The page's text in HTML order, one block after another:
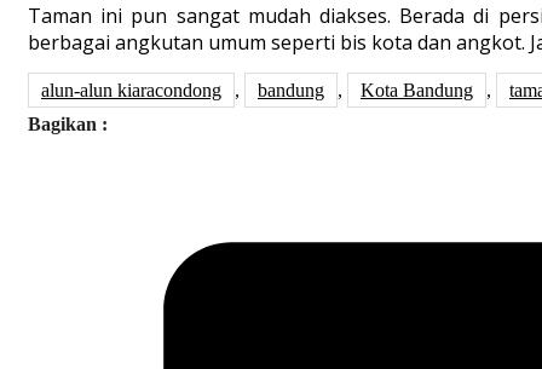
Taman ini pun sangat mudah diakses. Berada di
berbagai angkutan umum seperti bis kota dan angkot.
alun-alun kiaracondong , bandung , Kota Bandung ,
Bagikan :